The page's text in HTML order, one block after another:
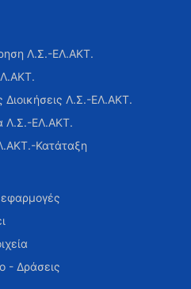
Λ.Σ.-ΕΛ.ΑΚΤ.
Διοικήσεις Λ.Σ.-ΕΛ.ΑΚΤ.
Λ.Σ.-ΕΛ.ΑΚΤ.
Κατάταξη
- Δράσεις